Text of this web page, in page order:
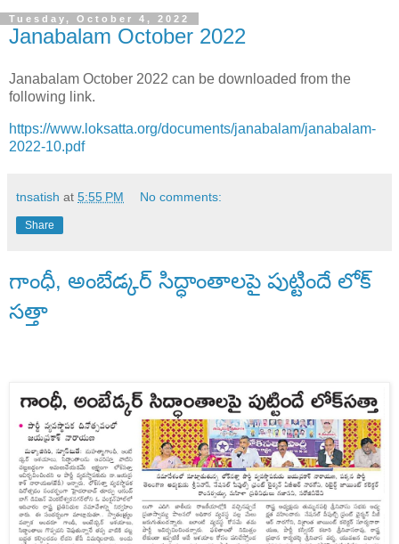
Tuesday, October 4, 2022
Janabalam October 2022
Janabalam October 2022 can be downloaded from the
following link.
https://www.loksatta.org/documents/janabalam/janabalam-
2022-10.pdf
tnsatish at 5:55 PM No comments:
Share
గాంధీ, అంబేడ్కర్ సిద్ధాంతాలపై పుట్టిందే లోక్
సత్తా